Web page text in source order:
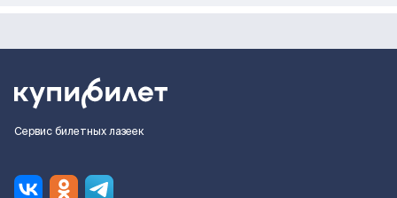
Сервис билетных лазеек